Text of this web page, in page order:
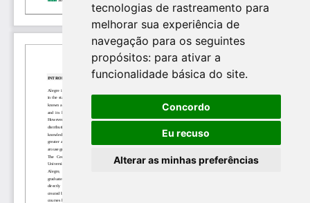
tecnologias de rastreamento para
melhorar sua experiência de
navegação para os seguintes
propósitos: para ativar a
funcionalidade básica do site.
Concordo
Eu recuso
Alterar as minhas preferências